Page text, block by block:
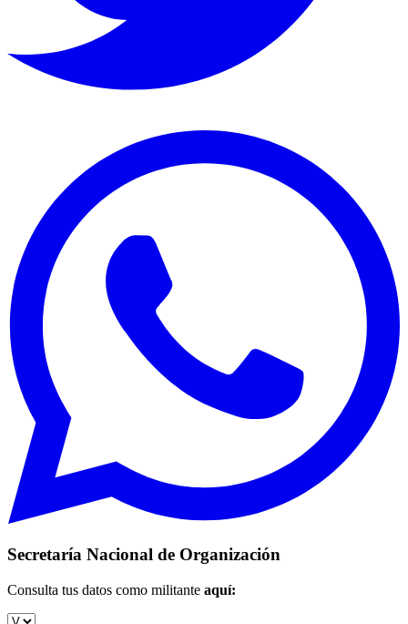
Secretaría Nacional de Organización
Consulta tus datos como militante aquí: